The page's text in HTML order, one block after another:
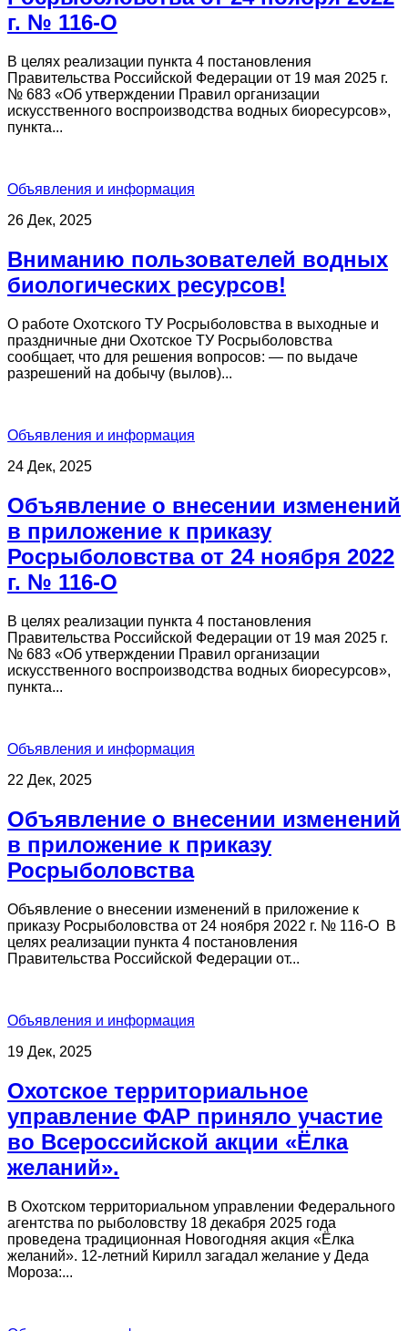
г. № 116-О
В целях реализации пункта 4 постановления
Правительства Российской Федерации от 19 мая 2025 г.
№ 683 «Об утверждении Правил организации
искусственного воспроизводства водных биоресурсов»,
пункта...
Объявления и информация
26 Дек, 2025
Вниманию пользователей водных
биологических ресурсов!
О работе Охотского ТУ Росрыболовства в выходные и
праздничные дни Охотское ТУ Росрыболовства
сообщает, что для решения вопросов: — по выдаче
разрешений на добычу (вылов)...
Объявления и информация
24 Дек, 2025
Объявление о внесении изменений
в приложение к приказу
Росрыболовства от 24 ноября 2022
г. № 116-О
В целях реализации пункта 4 постановления
Правительства Российской Федерации от 19 мая 2025 г.
№ 683 «Об утверждении Правил организации
искусственного воспроизводства водных биоресурсов»,
пункта...
Объявления и информация
22 Дек, 2025
Объявление о внесении изменений
в приложение к приказу
Росрыболовства
Объявление о внесении изменений в приложение к
приказу Росрыболовства от 24 ноября 2022 г. № 116-О В
целях реализации пункта 4 постановления
Правительства Российской Федерации от...
Объявления и информация
19 Дек, 2025
Охотское территориальное
управление ФАР приняло участие
во Всероссийской акции «Ёлка
желаний».
В Охотском территориальном управлении Федерального
агентства по рыболовству 18 декабря 2025 года
проведена традиционная Новогодняя акция «Ёлка
желаний». 12-летний Кирилл загадал желание у Деда
Мороза:...